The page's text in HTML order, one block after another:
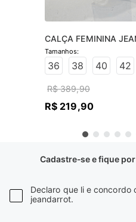
CALÇA FEMININA
JEANS CLARO
36 38 40 42
R$ 389,90
R$ 219,90
Cadastre-se e fique
Declaro que li e concordo
jeandarrot.